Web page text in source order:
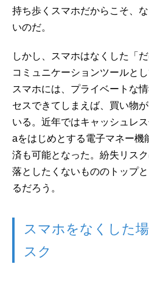
持ち歩くスマホだからこそ、
いのだ。
しかし、スマホはなくした「
コミュニケーションツールと
スマホには、プライベートな
セスできてしまえば、買い物
いる。近年ではキャッシュレ
aをはじめとする電子マネー機
済も可能となった。紛失リス
落としたくないもののトップ
るだろう。
スマホをなくした
スク